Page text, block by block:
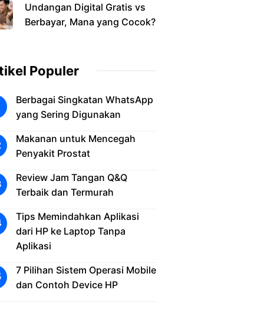
Undangan Digital Gratis vs
Berbayar, Mana yang Cocok?
Populer
Berbagai Singkatan WhatsApp
yang Sering Digunakan
Makanan untuk Mencegah
Penyakit Prostat
Review Jam Tangan Q&Q
Terbaik dan Termurah
Tips Memindahkan Aplikasi
dari HP ke Laptop Tanpa
Aplikasi
7 Pilihan Sistem Operasi Mobile
dan Contoh Device HP